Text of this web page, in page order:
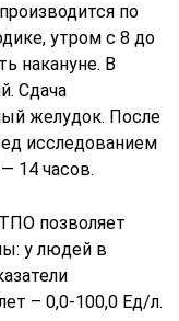
по
утром с 8 до
накануне. В
Сдача
желудок. После
исследованием
14 часов.
позволяет
у людей в
– 0,0-100,0 Ед/л.